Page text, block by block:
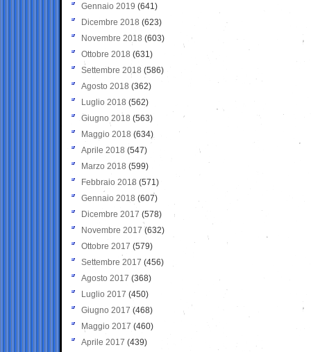
Gennaio 2019 (641)
Dicembre 2018 (623)
Novembre 2018 (603)
Ottobre 2018 (631)
Settembre 2018 (586)
Agosto 2018 (362)
Luglio 2018 (562)
Giugno 2018 (563)
Maggio 2018 (634)
Aprile 2018 (547)
Marzo 2018 (599)
Febbraio 2018 (571)
Gennaio 2018 (607)
Dicembre 2017 (578)
Novembre 2017 (632)
Ottobre 2017 (579)
Settembre 2017 (456)
Agosto 2017 (368)
Luglio 2017 (450)
Giugno 2017 (468)
Maggio 2017 (460)
Aprile 2017 (439)